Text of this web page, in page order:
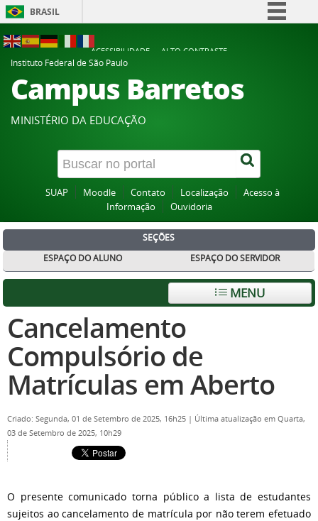
BRASIL
Participe
Acesso à informação
Canais
ACESSIBILIDADE
ALTO CONTRASTE
Instituto Federal de São Paulo
Campus Barretos
MINISTÉRIO DA EDUCAÇÃO
SUAP Moodle Contato Localização
Acesso à
Informação
Ouvidoria
SEÇÕES
ESPAÇO DO ALUNO
ESPAÇO DO SERVIDOR
MENU
Cancelamento
Compulsório de
Matrículas em Aberto
Criado: Segunda, 01 de Setembro de 2025, 16h25 | Última atualização em Quarta,
03 de Setembro de 2025, 10h29
O presente comunicado torna público a lista de estudantes
sujeitos ao cancelamento de matrícula por não terem efetuado